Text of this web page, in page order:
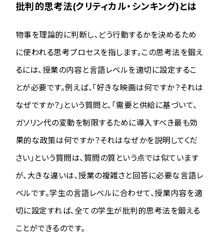
批判的思考法(クリティカル・シンキング)とは
物事を理論的に判断し、どう行動するかを決めるため
に使われる思考プロセスを指します。この思考法を鍛え
るには、授業の内容と言語レベルを適切に設定するこ
とが必要です。例えば、「好きな映画は何ですか？それは
なぜですか？」という質問と、「需要と供給に基づいて、
ガソリン代の変動を制限するために導入すべき最も効
果的な政策は何ですか？それはなぜかを説明してくだ
さい」という質問は、質問の質という点では似ています
が、大きな違いは、授業の複雑さと回答に必要な言語レ
ベルです。学生の言語レベルに合わせて、授業内容を適
切に設定すれば、全ての学生が批判的思考法を鍛える
ことができるのです。